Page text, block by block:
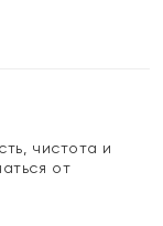
чистота и
от